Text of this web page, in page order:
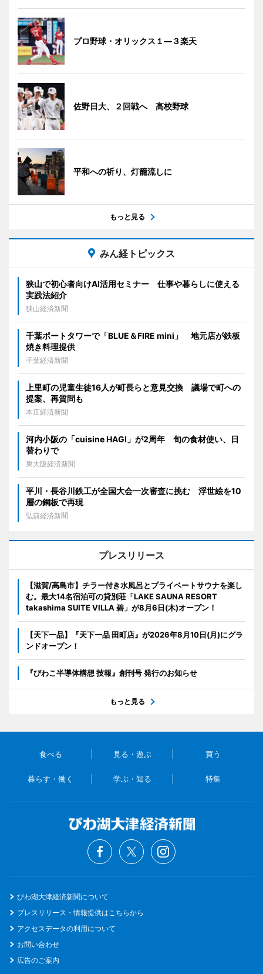
プロ野球・オリックス１―３楽天
佐野日大、２回戦へ 高校野球
平和への祈り、灯籠流しに
もっと見る
みん経トピックス
狭山で初心者向けAI活用セミナー 仕事や暮らしに使える
実践法紹介
狭山経済新聞
千葉ポートタワーで「BLUE＆FIRE mini」 地元店が鉄板
焼き料理提供
千葉経済新聞
上里町の児童生徒16人が町長らと意見交換 議場で町への
提案、再質問も
本庄経済新聞
河内小阪の「cuisine HAGI」が2周年 旬の食材使い、日
替わりで
東大阪経済新聞
平川・長谷川鉄工が全国大会一次審査に挑む 浮世絵を10
層の鋼板で再現
弘前経済新聞
プレスリリース
【滋賀/高島市】チラー付き水風呂とプライベートサウナを楽し
む。最大14名宿泊可の貸別荘「LAKE SAUNA RESORT
takashima SUITE VILLA 碧」が8月6日(木)オープン！
【天下一品】『天下一品 田町店』が2026年8月10日(月)にグラ
ンドオープン！
『びわこ半導体構想 技報』創刊号 発行のお知らせ
もっと見る
食べる 見る・遊ぶ 買う
暮らす・働く 学ぶ・知る 特集
びわ湖大津経済新聞について
プレスリリース・情報提供はこちらから
アクセスデータの利用について
お問い合わせ
広告のご案内